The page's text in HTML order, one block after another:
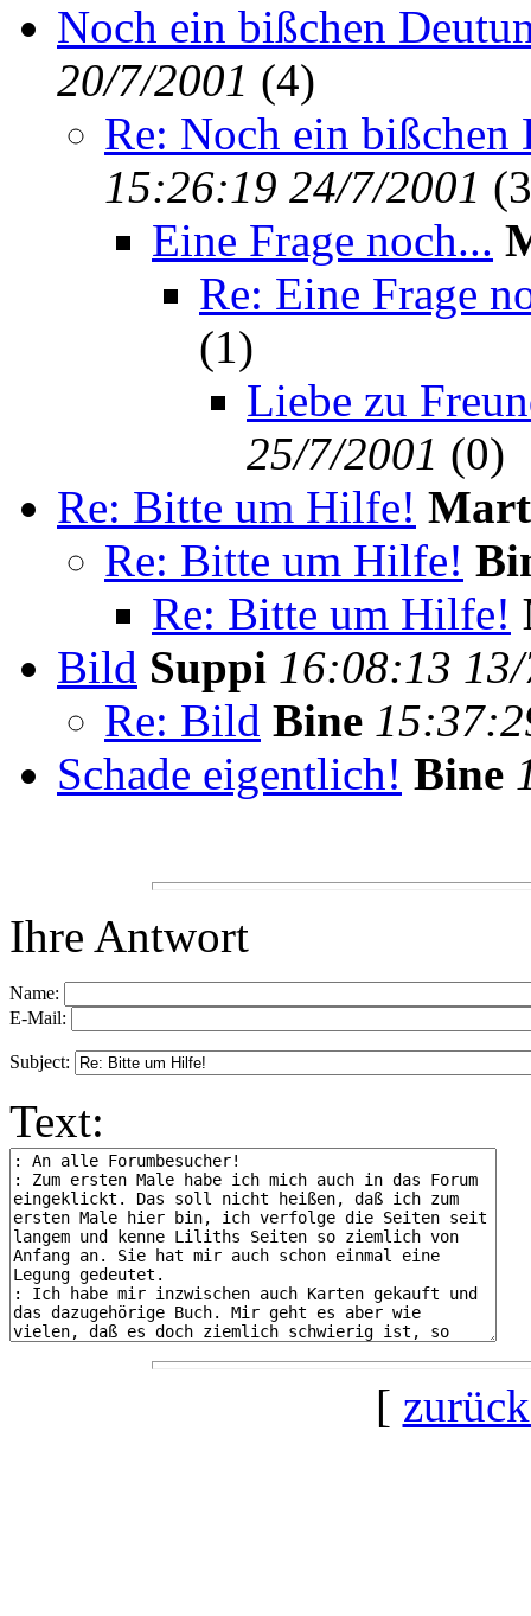
Noch ein bißchen
20/7/2001 (4)
Re: Noch ein
15:26:19 24/7/2001 (
Eine Frage noch...
Re: Eine Frage
(1)
Liebe zu
25/7/2001 (0)
Re: Bitte um Hilfe!
Re: Bitte um Hilfe!
Re: Bitte um Hilfe!
Bild Suppi 16:08:13
Re: Bild Bine
Schade eigentlich! Bine
Ihre Antwort
Name:
E-Mail:
Subject:
Text:
[